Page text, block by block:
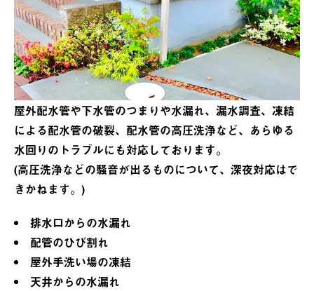
屋外配水管や下水管のつまりや水漏れ、漏水調査、凍結
による配水管の破裂、配水管の高圧洗浄など、あらゆる
水回りのトラブルにも対応しております。
(高圧洗浄などの騒音が出るものについて、深夜対応はで
きかねます。)
排水口からの水漏れ
配管のひび割れ
屋外手洗い場の凍結
天井からの水漏れ